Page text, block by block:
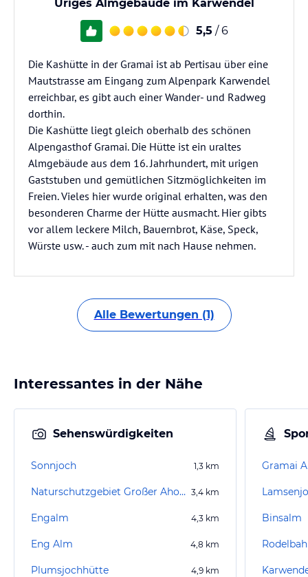
Uriges Almgebäude im Karwendel
5,5 / 6
Die Kashütte in der Gramai ist ab Pertisau über eine
Mautstrasse am Eingang zum Alpenpark Karwendel
erreichbar, es gibt auch einer Wander- und Radweg
dorthin.
Die Kashütte liegt gleich oberhalb des schönen
Alpengasthof Gramai. Die Hütte ist ein uraltes
Almgebäude aus dem 16. Jahrhundert, mit urigen
Gaststuben und gemütlichen Sitzmöglichkeiten im
Freien. Vieles hier wurde original erhalten, was den
besonderen Charme der Hütte ausmacht. Hier gibts
vor allem leckere Milch, Bauernbrot, Käse, Speck,
Würste usw. - auch zum mit nach Hause nehmen.
Alle Bewertungen (1)
Interessantes in der Nähe
Sehenswürdigkeiten
Sonnjoch 1,3 km
Naturschutzgebiet Großer Ahornboden 3,4 km
Engalm 4,3 km
Eng Alm 4,8 km
Plumsjochhütte 4,9 km
Gramai
Binsalm